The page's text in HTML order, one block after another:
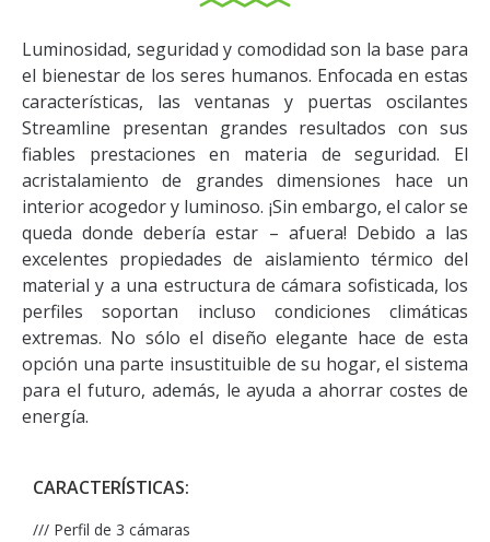
Luminosidad, seguridad y comodidad son la base para
el bienestar de los seres humanos. Enfocada en estas
características, las ventanas y puertas oscilantes
Streamline presentan grandes resultados con sus
fiables prestaciones en materia de seguridad. El
acristalamiento de grandes dimensiones hace un
interior acogedor y luminoso. ¡Sin embargo, el calor se
queda donde debería estar – afuera! Debido a las
excelentes propiedades de aislamiento térmico del
material y a una estructura de cámara sofisticada, los
perfiles soportan incluso condiciones climáticas
extremas. No sólo el diseño elegante hace de esta
opción una parte insustituible de su hogar, el sistema
para el futuro, además, le ayuda a ahorrar costes de
energía.
CARACTERÍSTICAS:
/// Perfil de 3 cámaras